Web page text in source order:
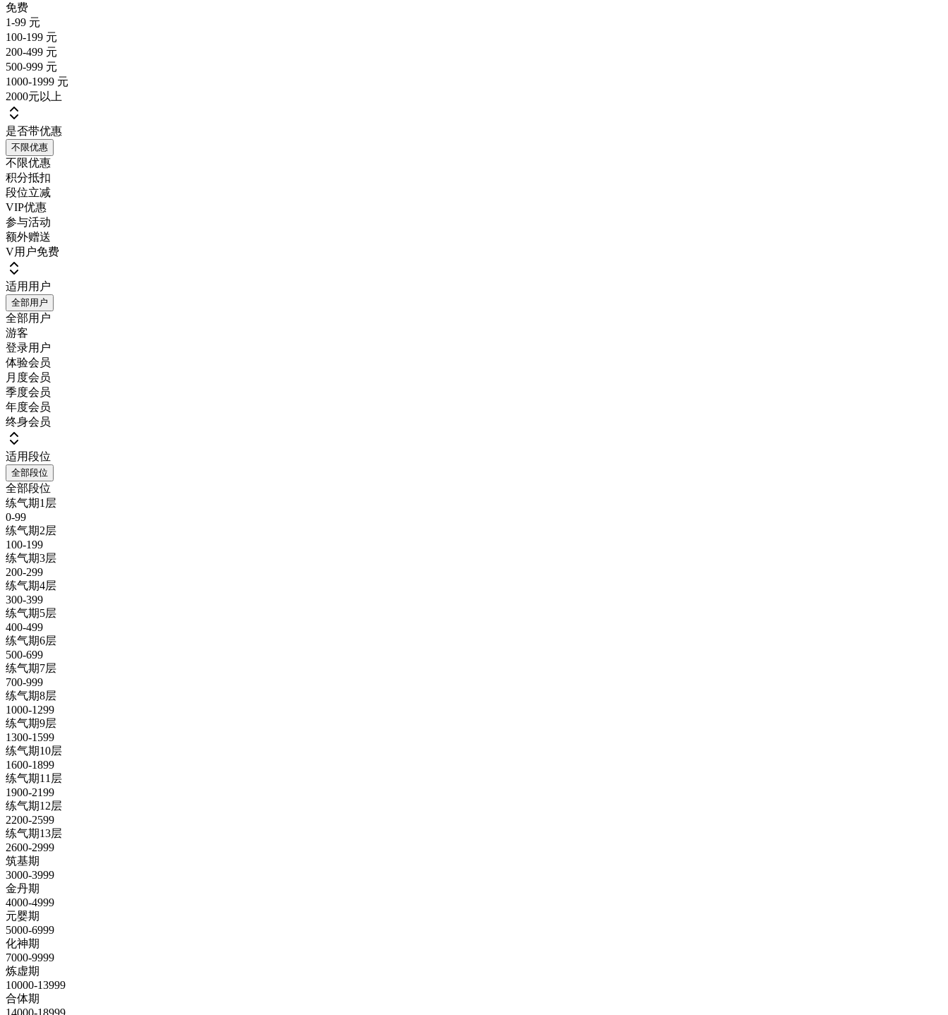
免费
1-99 元
100-199 元
200-499 元
500-999 元
1000-1999 元
2000元以上
是否带优惠
不限优惠
不限优惠
积分抵扣
段位立减
VIP优惠
参与活动
额外赠送
V用户免费
适用用户
全部用户
全部用户
游客
登录用户
体验会员
月度会员
季度会员
年度会员
终身会员
适用段位
全部段位
全部段位
练气期1层
0-99
练气期2层
100-199
练气期3层
200-299
练气期4层
300-399
练气期5层
400-499
练气期6层
500-699
练气期7层
700-999
练气期8层
1000-1299
练气期9层
1300-1599
练气期10层
1600-1899
练气期11层
1900-2199
练气期12层
2200-2599
练气期13层
2600-2999
筑基期
3000-3999
金丹期
4000-4999
元婴期
5000-6999
化神期
7000-9999
炼虚期
10000-13999
合体期
14000-18999